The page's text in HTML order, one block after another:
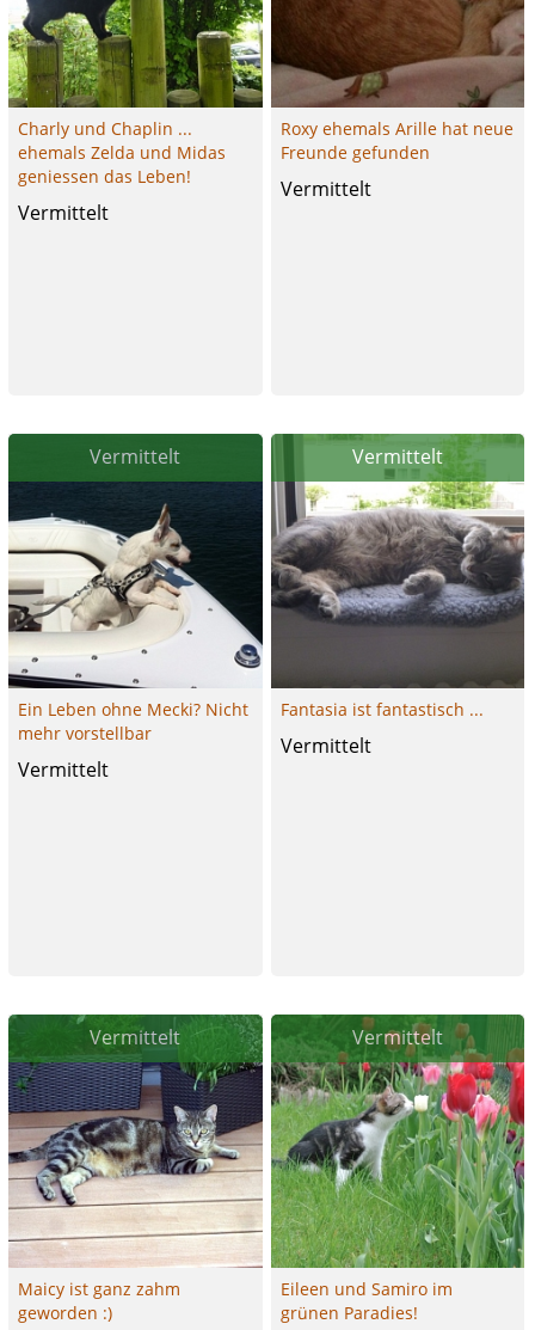
Charly und Chaplin ...
ehemals Zelda und Midas
geniessen das Leben!
Vermittelt
Roxy ehemals Arille hat neue
Freunde gefunden
Vermittelt
Vermittelt
Ein Leben ohne Mecki? Nicht
mehr vorstellbar
Vermittelt
Vermittelt
Fantasia ist fantastisch ...
Vermittelt
Vermittelt
Maicy ist ganz zahm
geworden :)
Vermittelt
Eileen und Samiro im
grünen Paradies!